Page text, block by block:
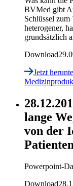
BVMed gibt
Schlüssel
heterogener,
grundsätzlich
Download
Jetzt
lange
von der
Powerpoint-
Download